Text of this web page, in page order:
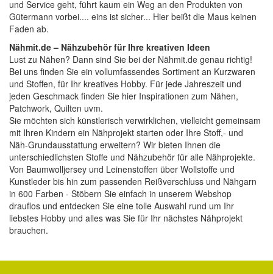
und Service geht, führt kaum ein Weg an den Produkten von
Gütermann vorbei.... eins ist sicher... Hier beißt die Maus keinen
Faden ab.
Nähmit.de – Nähzubehör für Ihre kreativen Ideen
Lust zu Nähen? Dann sind Sie bei der Nähmit.de genau richtig!
Bei uns finden Sie ein vollumfassendes Sortiment an Kurzwaren
und Stoffen, für Ihr kreatives Hobby. Für jede Jahreszeit und
jeden Geschmack finden Sie hier Inspirationen zum Nähen,
Patchwork, Quilten uvm.
Sie möchten sich künstlerisch verwirklichen, vielleicht gemeinsam
mit Ihren Kindern ein Nähprojekt starten oder Ihre Stoff,- und
Näh-Grundausstattung erweitern? Wir bieten Ihnen die
unterschiedlichsten Stoffe und Nähzubehör für alle Nähprojekte.
Von Baumwolljersey und Leinenstoffen über Wollstoffe und
Kunstleder bis hin zum passenden Reißverschluss und Nähgarn
in 600 Farben - Stöbern Sie einfach in unserem Webshop
drauflos und entdecken Sie eine tolle Auswahl rund um Ihr
liebstes Hobby und alles was Sie für Ihr nächstes Nähprojekt
brauchen.